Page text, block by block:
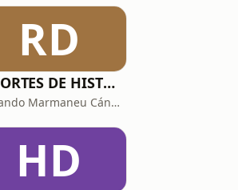
RD
RECORTES DE HISTORIA Y CIENCIA
Fernando Marmaneu Cánovas
HD